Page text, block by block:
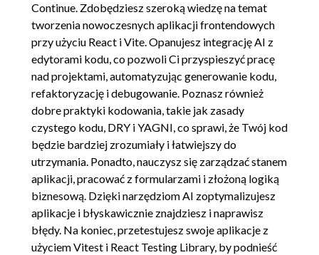
Continue. Zdobędziesz szeroką wiedzę na temat
tworzenia nowoczesnych aplikacji frontendowych
przy użyciu React i Vite. Opanujesz integrację AI z
edytorami kodu, co pozwoli Ci przyspieszyć pracę
nad projektami, automatyzując generowanie kodu,
refaktoryzację i debugowanie. Poznasz również
dobre praktyki kodowania, takie jak zasady
czystego kodu, DRY i YAGNI, co sprawi, że Twój kod
będzie bardziej zrozumiały i łatwiejszy do
utrzymania. Ponadto, nauczysz się zarządzać stanem
aplikacji, pracować z formularzami i złożoną logiką
biznesową. Dzięki narzędziom AI zoptymalizujesz
aplikacje i błyskawicznie znajdziesz i naprawisz
błędy. Na koniec, przetestujesz swoje aplikacje z
użyciem Vitest i React Testing Library, by podnieść